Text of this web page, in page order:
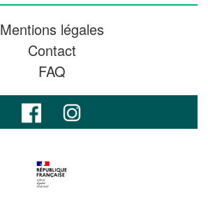
Mentions légales
Contact
FAQ